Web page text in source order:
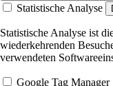
Statistische Analyse
Statistische Analyse ist
wiederkehrenden
verwendeten
Google Tag Manager